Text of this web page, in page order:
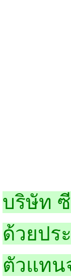
บริษัท
ด้วยปร
ตัวแทน